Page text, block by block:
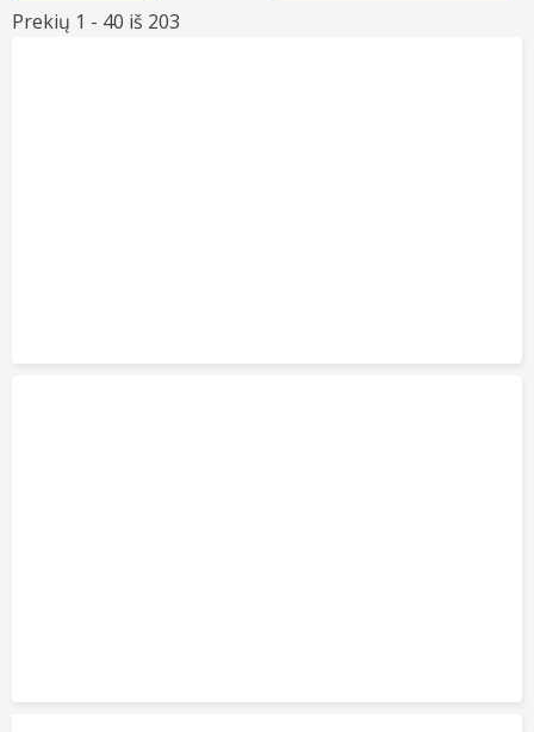
Prekių 1 - 40 iš 203